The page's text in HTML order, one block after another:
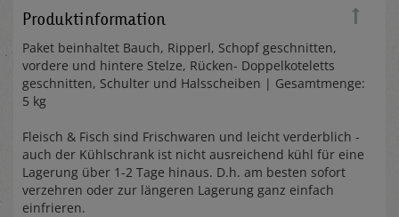
Produktinformation
Paket beinhaltet Bauch, Ripperl, Schopf geschnitten,
vordere und hintere Stelze, Rücken- Doppelkoteletts
geschnitten, Schulter und Halsscheiben | Gesamtmenge:
5 kg
Fleisch & Fisch sind Frischwaren und leicht verderblich -
auch der Kühlschrank ist nicht ausreichend kühl für eine
Lagerung über 1-2 Tage hinaus. D.h. am besten sofort
verzehren oder zur längeren Lagerung ganz einfach
einfrieren.